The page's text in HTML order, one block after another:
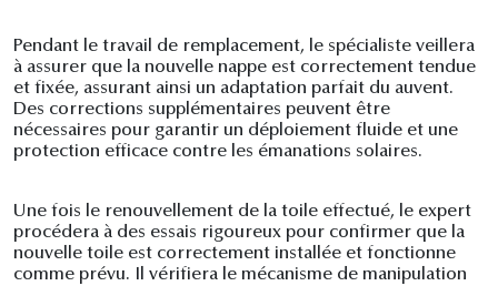
Pendant le travail de remplacement, le spécialiste veillera
à assurer que la nouvelle nappe est correctement tendue
et fixée, assurant ainsi un adaptation parfait du auvent.
Des corrections supplémentaires peuvent être
nécessaires pour garantir un déploiement fluide et une
protection efficace contre les émanations solaires.
Une fois le renouvellement de la toile effectué, le expert
procédera à des essais rigoureux pour confirmer que la
nouvelle toile est correctement installée et fonctionne
comme prévu. Il vérifiera le mécanisme de manipulation